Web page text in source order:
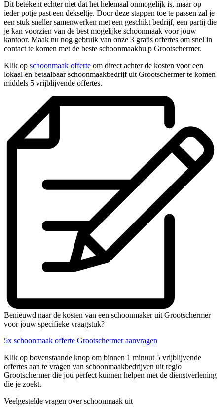
Dit betekent echter niet dat het helemaal onmogelijk is, maar op
ieder potje past een dekseltje. Door deze stappen toe te passen zal je
een stuk sneller samenwerken met een geschikt bedrijf, een partij die
je kan voorzien van de best mogelijke schoonmaak voor jouw
kantoor. Maak nu nog gebruik van onze 3 gratis offertes om snel in
contact te komen met de beste schoonmaakhulp Grootschermer.
Klik op schoonmaak offerte om direct achter de kosten voor een
lokaal en betaalbaar schoonmaakbedrijf uit Grootschermer te komen
middels 5 vrijblijvende offertes.
Benieuwd naar de kosten van een schoonmaker uit Grootschermer
voor jouw specifieke vraagstuk?
5x schoonmaak offerte Grootschermer aanvragen
Klik op bovenstaande knop om binnen 1 minuut 5 vrijblijvende
offertes aan te vragen van schoonmaakbedrijven uit regio
Grootschermer die jou perfect kunnen helpen met de dienstverlening
die je zoekt.
Veelgestelde vragen over schoonmaak uit